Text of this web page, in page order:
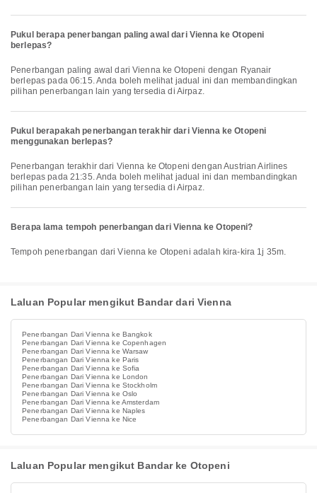
Pukul berapa penerbangan paling awal dari Vienna ke Otopeni
berlepas?
Penerbangan paling awal dari Vienna ke Otopeni dengan Ryanair
berlepas pada 06:15. Anda boleh melihat jadual ini dan membandingkan
pilihan penerbangan lain yang tersedia di Airpaz.
Pukul berapakah penerbangan terakhir dari Vienna ke Otopeni
menggunakan berlepas?
Penerbangan terakhir dari Vienna ke Otopeni dengan Austrian Airlines
berlepas pada 21:35. Anda boleh melihat jadual ini dan membandingkan
pilihan penerbangan lain yang tersedia di Airpaz.
Berapa lama tempoh penerbangan dari Vienna ke Otopeni?
Tempoh penerbangan dari Vienna ke Otopeni adalah kira-kira 1j 35m.
Laluan Popular mengikut Bandar dari Vienna
Penerbangan Dari Vienna ke Bangkok
Penerbangan Dari Vienna ke Copenhagen
Penerbangan Dari Vienna ke Warsaw
Penerbangan Dari Vienna ke Paris
Penerbangan Dari Vienna ke Sofia
Penerbangan Dari Vienna ke London
Penerbangan Dari Vienna ke Stockholm
Penerbangan Dari Vienna ke Oslo
Penerbangan Dari Vienna ke Amsterdam
Penerbangan Dari Vienna ke Naples
Penerbangan Dari Vienna ke Nice
Laluan Popular mengikut Bandar ke Otopeni